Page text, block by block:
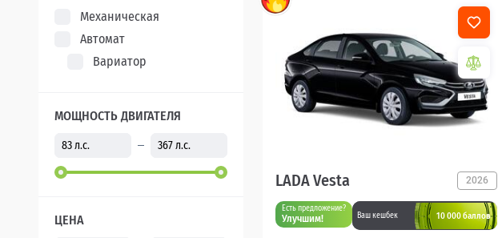
Механическая
Автомат
Вариатор
МОЩНОСТЬ ДВИГАТЕЛЯ
ЦЕНА
LADA Vesta 2026
Есть предложение?
Улучшим! Ваш кешбек 10 000 баллов